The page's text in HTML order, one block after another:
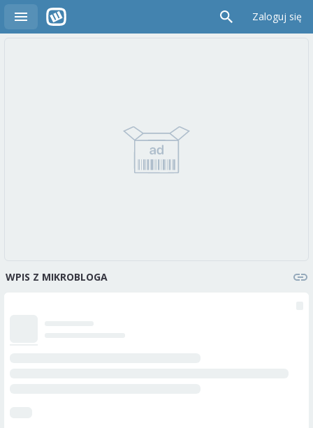
Zaloguj się
WPIS Z MIKROBLOGA